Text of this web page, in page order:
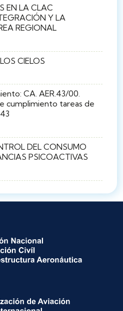
EN LA CLAC
Y LA
REGIONAL
CIELOS
CA. AER.43/00.
cumplimiento tareas de
DEL CONSUMO
PSICOACTIVAS